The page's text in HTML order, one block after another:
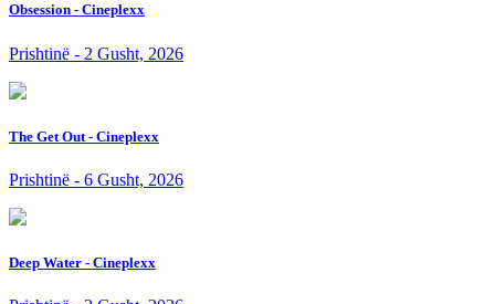
Obsession - Cineplexx
Prishtinë - 2 Gusht, 2026
The Get Out - Cineplexx
Prishtinë - 6 Gusht, 2026
Deep Water - Cineplexx